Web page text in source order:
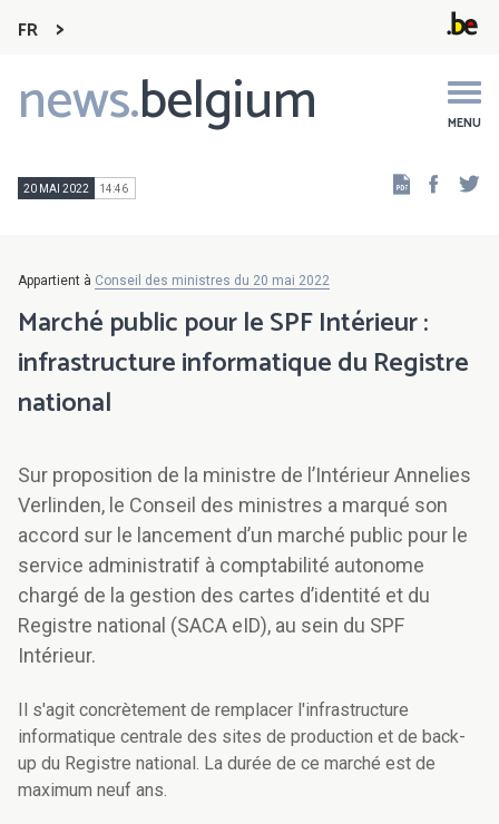
FR
news.belgium MENU
Main
navigation
20 MAI 2022 14:46
Appartient à Conseil des ministres du 20 mai 2022
Marché public pour le SPF Intérieur :
infrastructure informatique du Registre
national
Sur proposition de la ministre de l’Intérieur Annelies
Verlinden, le Conseil des ministres a marqué son
accord sur le lancement d’un marché public pour le
service administratif à comptabilité autonome
chargé de la gestion des cartes d’identité et du
Registre national (SACA eID), au sein du SPF
Intérieur.
Il s'agit concrètement de remplacer l'infrastructure
informatique centrale des sites de production et de back-
up du Registre national. La durée de ce marché est de
maximum neuf ans.